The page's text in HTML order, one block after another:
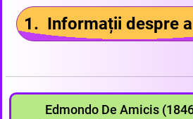
1. Informații despre
Edmondo De Amicis